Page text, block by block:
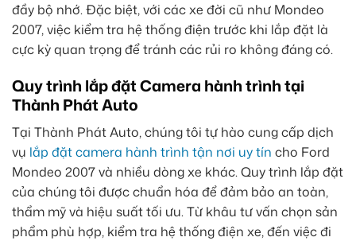
đầy bộ nhớ. Đặc biệt, với các xe đời cũ như Mondeo
2007, việc kiểm tra hệ thống điện trước khi lắp đặt là
cực kỳ quan trọng để tránh các rủi ro không đáng có.
Quy trình lắp đặt Camera hành trình tại
Thành Phát Auto
Tại Thành Phát Auto, chúng tôi tự hào cung cấp dịch
vụ lắp đặt camera hành trình tận nơi uy tín cho Ford
Mondeo 2007 và nhiều dòng xe khác. Quy trình lắp đặt
của chúng tôi được chuẩn hóa để đảm bảo an toàn,
thẩm mỹ và hiệu suất tối ưu. Từ khâu tư vấn chọn sản
phẩm phù hợp, kiểm tra hệ thống điện xe, đến việc đi